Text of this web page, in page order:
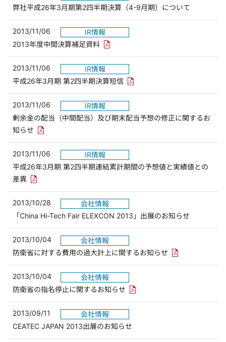
弊社平成26年3月期第2四半期決算（4-9月期）について
2013/11/06
IR情報
2013年度中間決算補足資料 PDFリンクを新しいウィンドウで開き
2013/11/06
IR情報
平成26年3月期 第2四半期決算短信 PDFリンクを新しいウィンド
2013/11/06
IR情報
剰余金の配当（中間配当）及び期末配当予想の修正に関するお
知らせ PDFリンクを新しいウィンドウで開きます
2013/11/06
IR情報
平成26年3月期 第2四半期連結累計期間の予想値と実績値との
差異 PDFリンクを新しいウィンドウで開きます
2013/10/28
会社情報
「China Hi-Tech Fair ELEXCON 2013」出展のお知らせ
2013/10/04
会社情報
防衛省に対する費用の過大計上に関するお知らせ PDFリンクを新
2013/10/04
会社情報
防衛省の指名停止に関するお知らせ PDFリンクを新しいウィンド
2013/09/11
会社情報
CEATEC JAPAN 2013出展のお知らせ